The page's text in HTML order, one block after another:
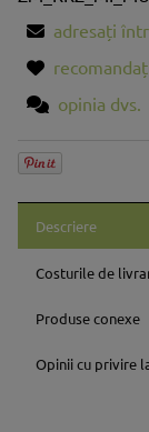
adresați
opinia dvs.
Descriere
Costurile de
Prețul nu
Produse conexe
Opinii cu privire